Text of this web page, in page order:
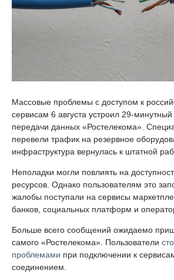
Массовые проблемы с доступом к
сервисам 6 августа устроил 29-минутный
передачи данных «Ростелекома».
перевели трафик на резервное
инфраструктура вернулась к штатной
Неполадки могли повлиять на
ресурсов. Однако пользователям это
жалобы поступали на сервисы
банков, социальных платформ и
Больше всего сообщений ожидаемо
самого «Ростелекома». Пользователи
проблемами при подключении к
соединением.